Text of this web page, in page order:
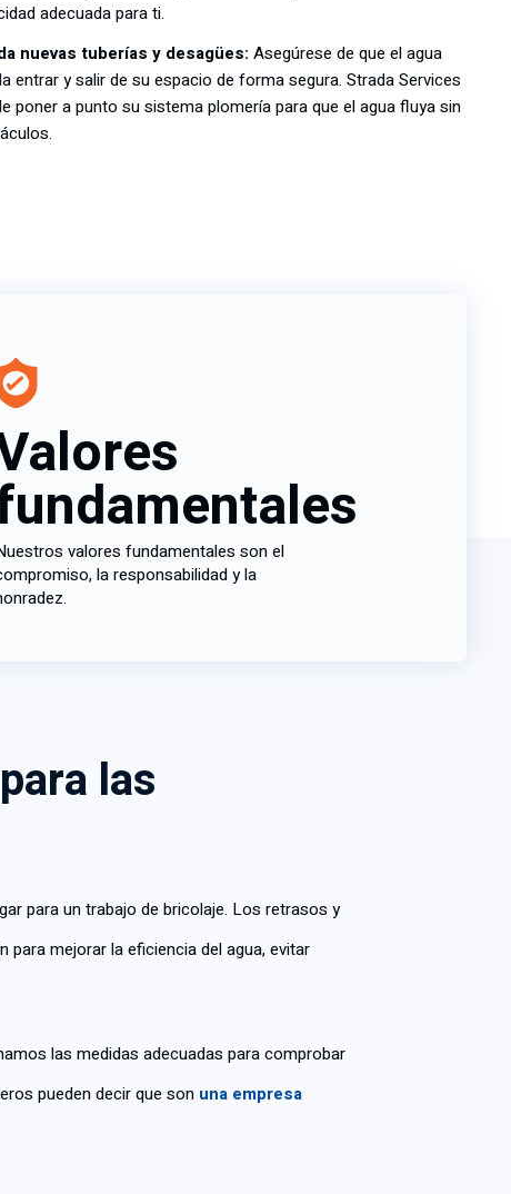
adecuada para ti.
nuevas tuberías y desagües: Asegúrese de que el agua
entrar y salir de su espacio de forma segura. Strada Services
poner a punto su sistema plomería para que el agua fluya sin
valores fundamentales son el
la responsabilidad y la
las
para un trabajo de bricolaje. Los retrasos y
mejorar la eficiencia del agua, evitar
las medidas adecuadas para comprobar
pueden decir que son una empresa